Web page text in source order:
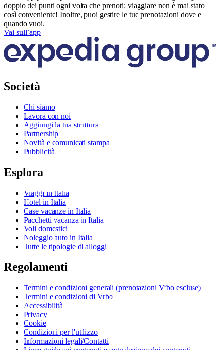
doppio dei punti ogni volta che prenoti: viaggiare non è mai stato
così conveniente! Inoltre, puoi gestire le tue prenotazioni dove e
quando vuoi.
Vai sull’app
Società
Chi siamo
Lavora con noi
Aggiungi la tua struttura
Partnership
Novità e comunicati stampa
Pubblicità
Esplora
Viaggi in Italia
Hotel in Italia
Case vacanze in Italia
Pacchetti vacanza in Italia
Voli domestici
Noleggio auto in Italia
Tutte le tipologie di alloggi
Regolamenti
Termini e condizioni generali (prenotazioni Vrbo escluse)
Termini e condizioni di Vrbo
Accessibilità
Privacy
Cookie
Condizioni per l'utilizzo
Informazioni legali/Contatti